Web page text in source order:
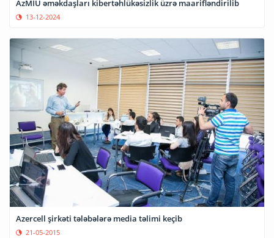
AzMİU əməkdaşları kibertəhlükəsizlik üzrə maarifləndirilib
13-12-2024
Azercell şirkəti tələbələrə media təlimi keçib
21-05-2015